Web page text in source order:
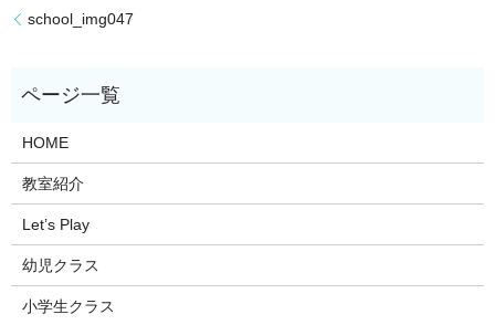
school_img047
HOME
教室紹介
Let’s Play
幼児クラス
小学生クラス